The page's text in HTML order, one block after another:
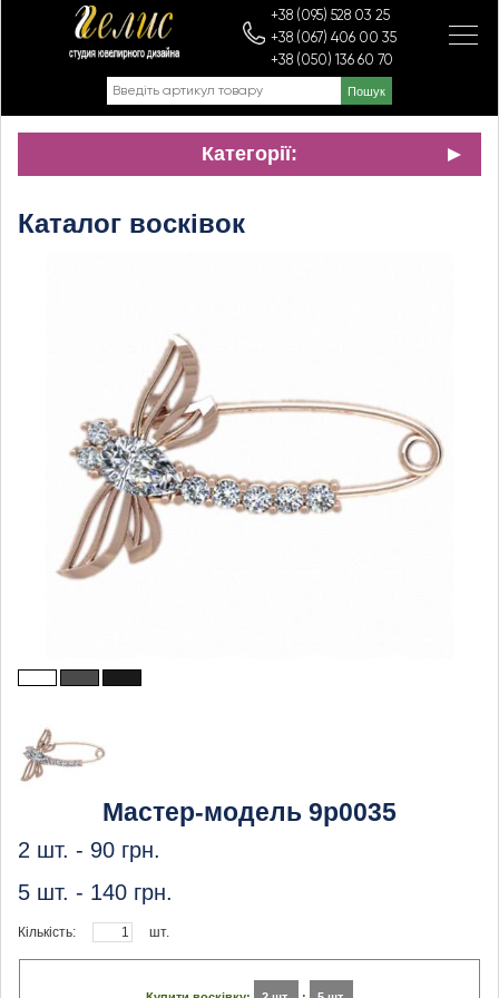
+38 (095) 528 03 25
+38 (067) 406 00 35
+38 (050) 136 60 70
Категорії:
Каталог восківок
Мастер-модель 9p0035
2 шт. - 90 грн.
5 шт. - 140 грн.
Кількість: шт.